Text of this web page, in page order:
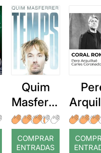
Quim
Masferre
r: Temps
COMPRAR
ENTRADAS
: